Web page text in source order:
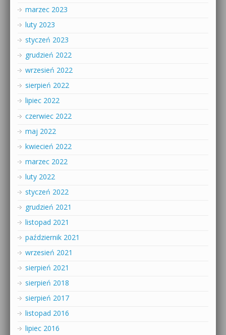
marzec 2023
luty 2023
styczeń 2023
grudzień 2022
wrzesień 2022
sierpień 2022
lipiec 2022
czerwiec 2022
maj 2022
kwiecień 2022
marzec 2022
luty 2022
styczeń 2022
grudzień 2021
listopad 2021
październik 2021
wrzesień 2021
sierpień 2021
sierpień 2018
sierpień 2017
listopad 2016
lipiec 2016